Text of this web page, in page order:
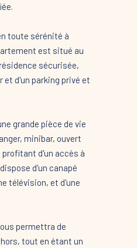
toute sérénité à
est situé au
sécurisée,
et d'un parking privé et
grande pièce de vie
minibar, ouvert
d'un accès à
d'un canapé
télévision, et d'une
permettra de
tout en étant un